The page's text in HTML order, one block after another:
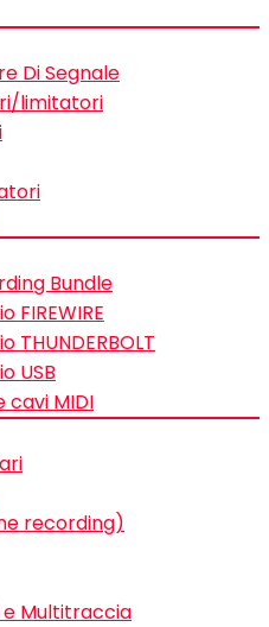
Di Segnale
limitatori
Bundle
FIREWIRE
THUNDERBOLT
USB
MIDI
recording)
Multitraccia